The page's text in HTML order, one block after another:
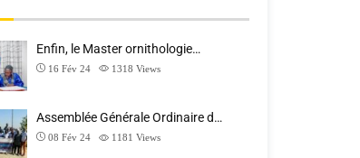
Enfin, le Master ornithologie…
16 Fév 24 1318 Views
Assemblée Générale Ordinaire d…
08 Fév 24 1181 Views